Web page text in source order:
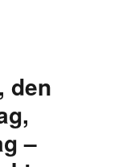
den
–